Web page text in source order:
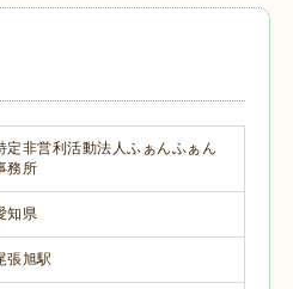
定非営利活動法人ふぁんふぁん
務所
知県
張旭駅